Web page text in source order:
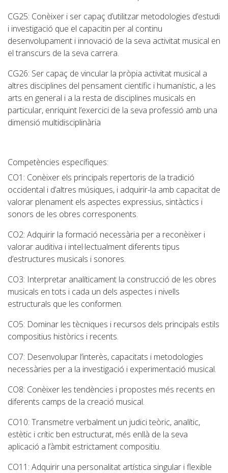
CG25: Conèixer i ser capaç d’utilitzar metodologies d’estudi
i investigació que el capacitin per al continu
desenvolupament i innovació de la seva activitat musical en
el transcurs de la seva carrera.
CG26: Ser capaç de vincular la pròpia activitat musical a
altres disciplines del pensament científic i humanístic, a les
arts en general i a la resta de disciplines musicals en
particular, enriquint l’exercici de la seva professió amb una
dimensió multidisciplinària
Competències específiques:
CO1 : Conèixer els principals repertoris de la tradició
occidental i d’altres músiques, i adquirir-la amb capacitat de
valorar plenament els aspectes expressius, sintàctics i
sonors de les obres corresponents.
CO2: Adquirir la formació necessària per a reconèixer i
valorar auditiva i intel·lectualment diferents tipus
d’estructures musicals i sonores.
CO3: Interpretar analíticament la construcció de les obres
musicals en tots i cada un dels aspectes i nivells
estructurals que les conformen.
CO5: Dominar les tècniques i recursos dels principals estils
compositius històrics i recents.
CO7: Desenvolupar l’interès, capacitats i metodologies
necessàries per a la investigació i experimentació musical.
CO8: Conèixer les tendències i propostes més recents en
diferents camps de la creació musical.
CO10: Transmetre verbalment un judici teòric, analític,
estètic i crític ben estructurat, més enllà de la seva
aplicació a l’àmbit estrictament compositiu.
CO11 : Adquirir una personalitat artística singular i flexible